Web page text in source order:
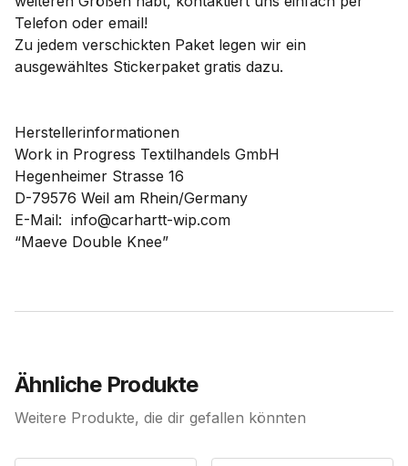
Telefon oder email!
Zu jedem verschickten Paket legen wir ein
ausgewähltes Stickerpaket gratis dazu.
Herstellerinformationen
Work in Progress Textilhandels GmbH
Hegenheimer Strasse 16
D-79576 Weil am Rhein/Germany
E-Mail: info@carhartt-wip.com
“Maeve Double Knee”
Ähnliche Produkte
Weitere Produkte, die dir gefallen könnten